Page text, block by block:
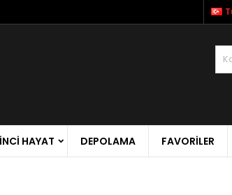
HAYAT DEPOLAMA FAVORILER